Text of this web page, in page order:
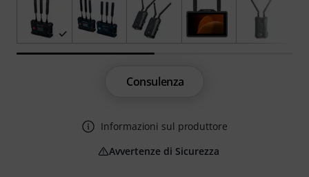
Consulenza
Informazioni sul produttore
Avvertenze di Sicurezza